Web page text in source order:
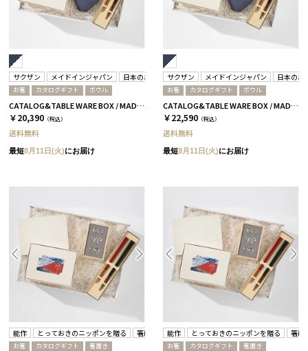
サクザン メイドインジャパン 日本のおいしい食べ物 箸蔵まつかん
お箸 カタログギフト ボウル
CATALOG&TABLE WARE BOX / MADE IN JAPAN / ネイビー&ホワイト / 全5種 C MJ14＋逢
￥20,390 （税込）
送料無料
最短8月11日(火)にお届け
サクザン メイドインジャパン 日本のお
お箸 カタログギフト ボウル
CATALOG&TABLE WARE BOX / MADE IN JAPAN / ネイビー&ホワイト / 全5種 C MJ16＋茜
￥22,590 （税込）
送料無料
最短8月11日(火)にお届け
能作 とっておきのニッポンを贈る 箸蔵まつかん
お箸 カタログギフト 箸置き
能作 とっておきのニッポンを贈る 箸蔵
お箸 カタログギフト 箸置き